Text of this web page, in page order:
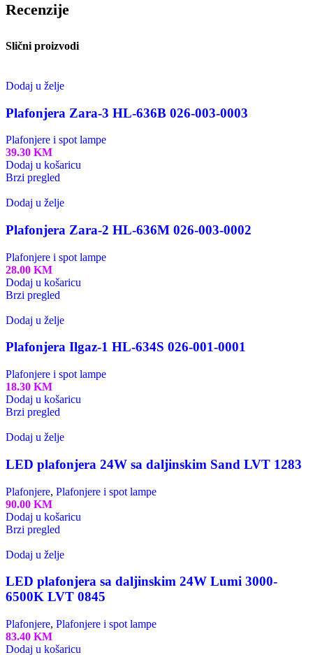
Recenzije
Slični proizvodi
Dodaj u želje
Plafonjera Zara-3 HL-636B 026-003-0003
Plafonjere i spot lampe
39.30 KM
Dodaj u košaricu
Brzi pregled
Dodaj u želje
Plafonjera Zara-2 HL-636M 026-003-0002
Plafonjere i spot lampe
28.00 KM
Dodaj u košaricu
Brzi pregled
Dodaj u želje
Plafonjera Ilgaz-1 HL-634S 026-001-0001
Plafonjere i spot lampe
18.30 KM
Dodaj u košaricu
Brzi pregled
Dodaj u želje
LED plafonjera 24W sa daljinskim Sand LVT 1283
Plafonjere, Plafonjere i spot lampe
90.00 KM
Dodaj u košaricu
Brzi pregled
Dodaj u želje
LED plafonjera sa daljinskim 24W Lumi 3000-
6500K LVT 0845
Plafonjere, Plafonjere i spot lampe
83.40 KM
Dodaj u košaricu